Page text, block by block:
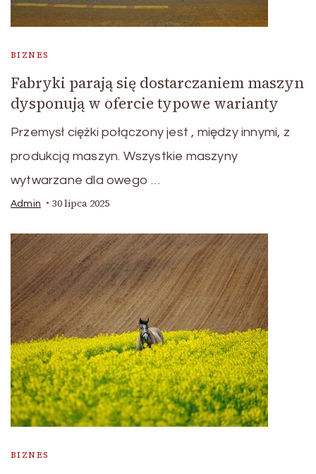
BIZNES
Fabryki parają się dostarczaniem maszyn
dysponują w ofercie typowe warianty
Przemysł ciężki połączony jest , między innymi, z
produkcją maszyn. Wszystkie maszyny
wytwarzane dla owego …
Admin 30 lipca 2025
BIZNES